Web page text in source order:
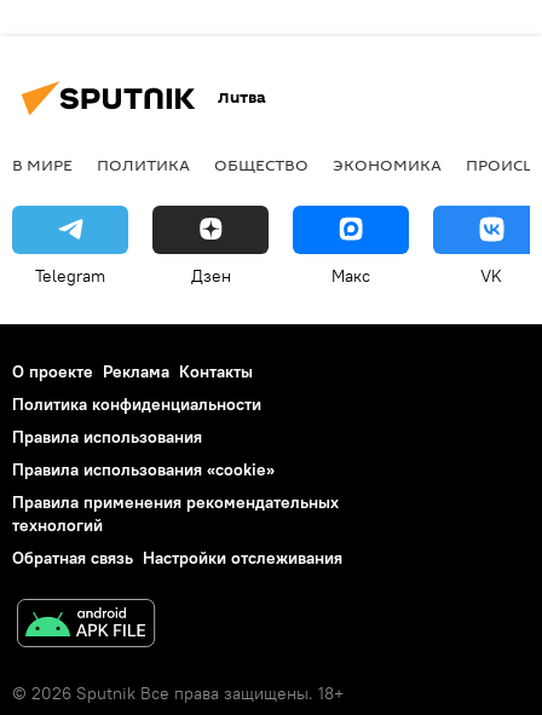
Литва
В МИРЕ ПОЛИТИКА ОБЩЕСТВО ЭКОНОМИКА
Telegram Дзен Макс VK
О проекте Реклама Контакты
Политика конфиденциальности
Правила использования
Правила использования «cookie»
Правила применения рекомендательных
технологий
Обратная связь Настройки отслеживания
© 2026 Sputnik Все права защищены. 18+